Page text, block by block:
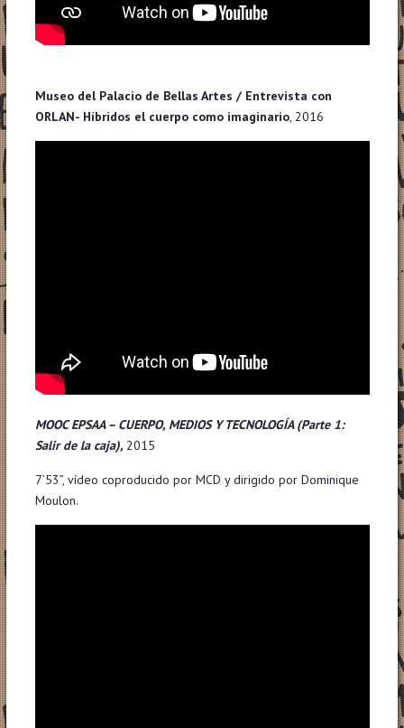
Museo del Palacio de Bellas Artes / Entrevista con
ORLAN- Híbridos el cuerpo como imaginario, 2016
MOOC EPSAA – CUERPO, MEDIOS Y TECNOLOGÍA (Parte 1:
Salir de la caja), 2015
7’53”, vídeo coproducido por MCD y dirigido por Dominique
Moulon.